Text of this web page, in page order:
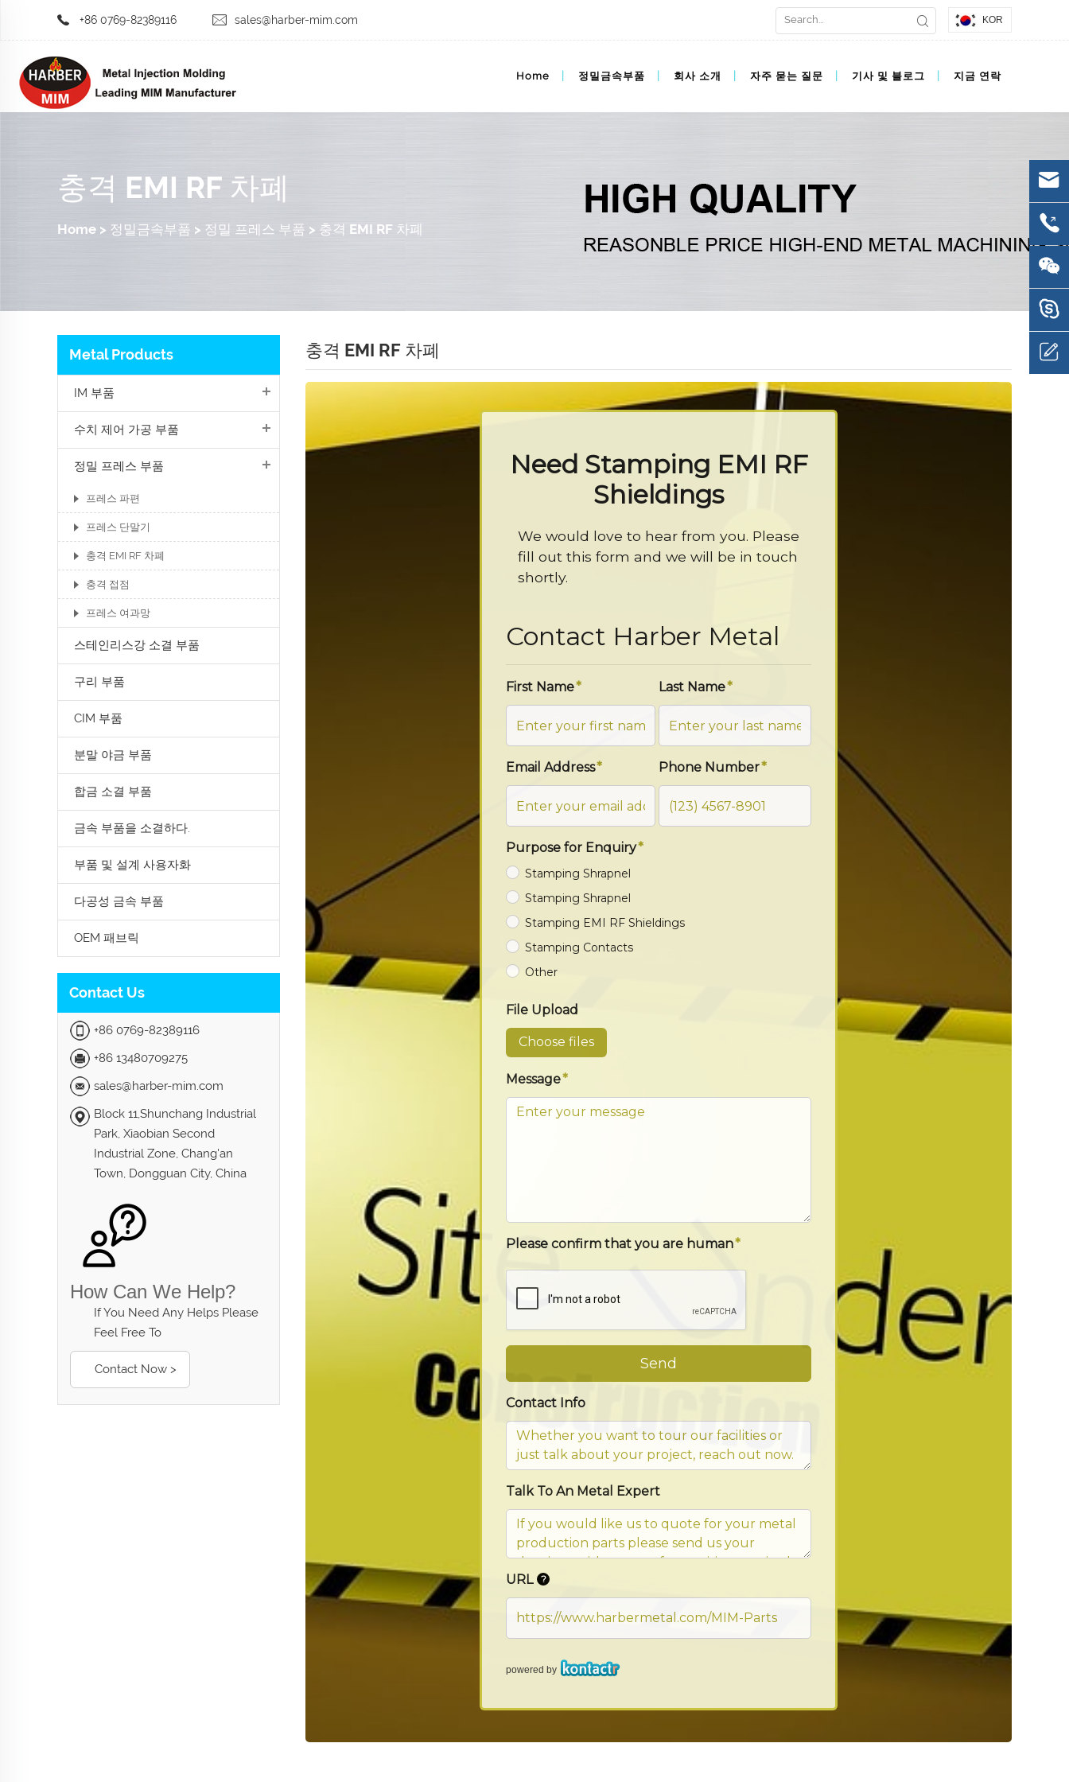
+86 0769-82389116 sales@harber-mim.com KOR
Home 정밀금속부품 회사 소개 자주 묻는 질문 기사 및 블로그 지금 연락
충격 EMI RF 차폐
Home > 정밀금속부품 > 정밀 프레스 부품 > 충격 EMI RF 차폐
Metal Products
IM 부품
수치 제어 가공 부품
정밀 프레스 부품
프레스 파편
프레스 단말기
충격 EMI RF 차폐
충격 접점
프레스 여과망
스테인리스강 소결 부품
구리 부품
CIM 부품
분말 야금 부품
합금 소결 부품
금속 부품을 소결하다.
부품 및 설계 사용자화
다공성 금속 부품
OEM 패브릭
Contact Us
+86 0769-82389116
+86 13480709275
sales@harber-mim.com
Block 11,Shunchang Industrial
Park, Xiaobian Second
Industrial Zone, Chang'an
Town, Dongguan City, China
How Can We Help?
If You Need Any Helps Please
Feel Free To
Contact Now >
충격 EMI RF 차폐